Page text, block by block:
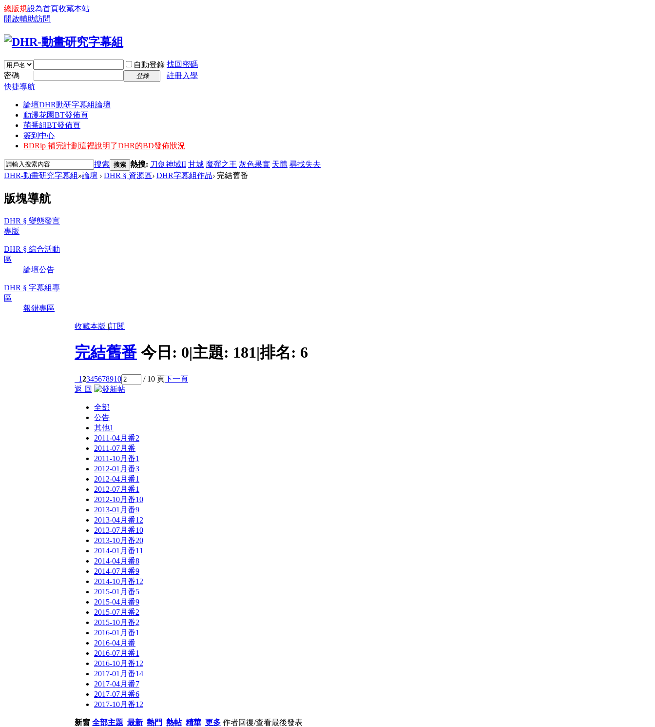
總版規設為首頁收藏本站
開啟輔助訪問
自動登錄 找回密碼
密碼
登錄
註冊入學
快捷導航
論壇DHR動研字幕組論壇
動漫花園BT發佈頁
萌番組BT發佈頁
簽到中心
BDRip 補完計劃這裡說明了DHR的BD發佈狀況
搜索 搜索 熱搜: 刀劍神域II 甘城 魔彈之王 灰色果實 天體 尋找失去
DHR-動畫研究字幕組»論壇 › DHR § 資源區› DHR字幕組作品› 完結舊番
版塊導航
DHR § 變態發言
專版
DHR § 綜合活動
區
論壇公告
DHR § 字幕組專
區
報錯專區
收藏本版 |訂閱
完結舊番 今日: 0|主題: 181|排名: 6
12345678910 / 10 頁下一頁
返 回
全部
公告
其他1
2011-04月番2
2011-07月番
2011-10月番1
2012-01月番3
2012-04月番1
2012-07月番1
2012-10月番10
2013-01月番9
2013-04月番12
2013-07月番10
2013-10月番20
2014-01月番11
2014-04月番8
2014-07月番9
2014-10月番12
2015-01月番5
2015-04月番9
2015-07月番2
2015-10月番2
2016-01月番1
2016-04月番
2016-07月番1
2016-10月番12
2017-01月番14
2017-04月番7
2017-07月番6
2017-10月番12
新窗 全部主題 最新 熱門 熱帖 精華 更多 作者回復/查看最後發表